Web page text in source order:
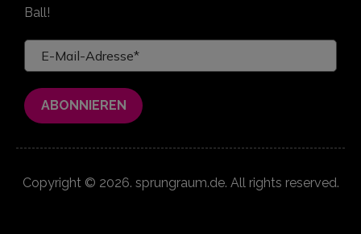
Ball!
Copyright © 2026. sprungraum.de. All rights reserved.